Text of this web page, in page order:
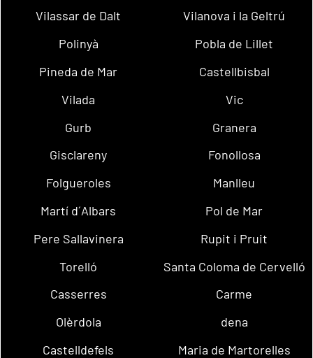
Vilassar de Dalt
Vilanova i la Geltrú
Polinyà
Pobla de Lillet
Pineda de Mar
Castellbisbal
Vilada
Vic
Gurb
Granera
Gisclareny
Fonollosa
Folgueroles
Manlleu
Martí d´Albars
Pol de Mar
Pere Sallavinera
Rupit i Pruit
Torelló
Santa Coloma de Cervelló
Casserres
Carme
Olèrdola
dena
Castelldefels
Maria de Martorelles